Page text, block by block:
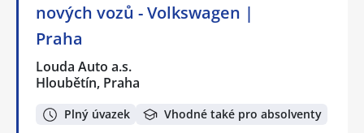
nových vozů - Volkswagen |
Praha
Louda Auto a.s.
Hloubětín, Praha
Plný úvazek Vhodné také pro absolventy